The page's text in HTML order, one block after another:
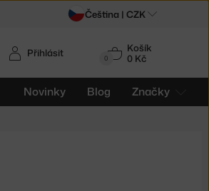
0
Košík
0 Kč
Novinky Blog Značky
Přihlásit
Čeština | CZK